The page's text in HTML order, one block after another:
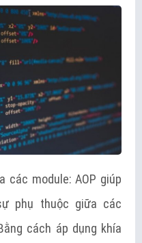
các module: AOP giúp
phụ thuộc giữa các
cách áp dụng khía